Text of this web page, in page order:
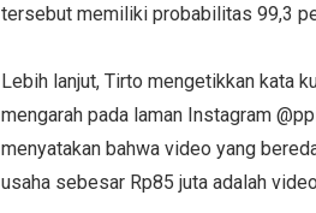
tersebut memiliki probabilitas 99,3
Lebih lanjut, Tirto mengetikkan kata
mengarah pada laman Instagram
menyatakan bahwa video yang
usaha sebesar Rp85 juta adalah